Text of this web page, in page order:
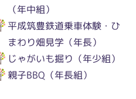
（年中組）
平成筑豊鉄道乗車体験・ひ
まわり畑見学（年長）
じゃがいも掘り（年少組）
親子BBQ（年長組）